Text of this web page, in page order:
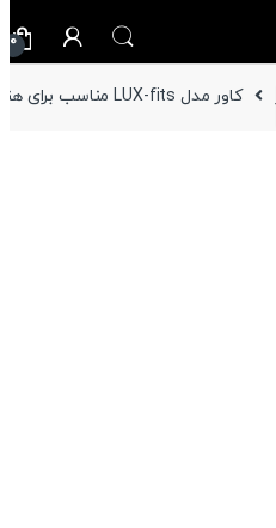
0
کاور مدل LUX-fits مناسب برای هندزفری بلوتوثی بیتس Fit Pro